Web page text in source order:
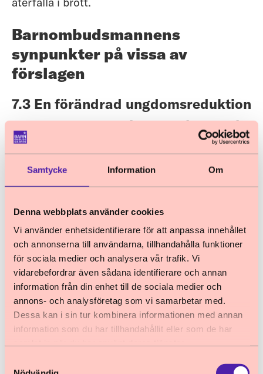
Samtycke Information Om
Denna webbplats använder cookies
Vi använder enhetsidentifierare för att anpassa innehållet
och annonserna till användarna, tillhandahålla funktioner
för sociala medier och analysera vår trafik. Vi
vidarebefordrar även sådana identifierare och annan
information från din enhet till de sociala medier och
annons- och analysföretag som vi samarbetar med.
Dessa kan i sin tur kombinera informationen med annan
information som du har tillhandahållit eller som de har
Barnombudsmannens
synpunkter på vissa av
förslagen
7.3 En förändrad ungdomsreduktion
7.3.1 Ungdomsreduktion även vid allvarlig
brottslighet
Barnombudsmannen delar utredningens
bedömning att ungdomsreduktionen inte bör
åldersgruppen 15–17 år ens vid allvarlig
brottslighet. Att på detta sätt avskaffa
ungdomsreduktionen för barn skulle gå emot
grundprincipen om barnets bästa i artikel 3 i
barnkonventionen.
7.3.3 En schematisk lagregel bör inte
införas
Barnombudsmannen anser att ramarna för
ungdomsreduktionen i åldern 15-17 år ska